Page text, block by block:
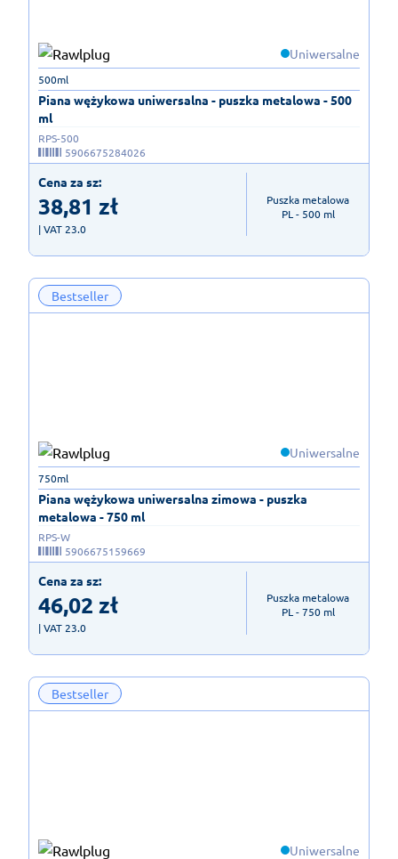
Uniwersalne
Piana wężykowa uniwersalna - puszka metalowa - 500
ml
500ml
RPS-500
5906675284026
Cena za sz:
38,81 zł
| VAT 23.0
Puszka metalowa
PL - 500 ml
Bestseller
Uniwersalne
Piana wężykowa uniwersalna zimowa - puszka
metalowa - 750 ml
750ml
RPS-W
5906675159669
Cena za sz:
46,02 zł
| VAT 23.0
Puszka metalowa
PL - 750 ml
Bestseller
Uniwersalne